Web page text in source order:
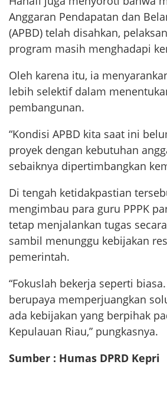
Anggaran Pendapatan dan
(APBD) telah disahkan,
program masih menghadapi
Oleh karena itu, ia
lebih selektif dalam
pembangunan.
“Kondisi APBD kita saat ini
proyek dengan kebutuhan
sebaiknya dipertimbangkan
Di tengah ketidakpastian
mengimbau para guru PPPK
tetap menjalankan tugas
sambil menunggu kebijakan
pemerintah.
“Fokuslah bekerja seperti
berupaya memperjuangkan
ada kebijakan yang berpihak
Kepulauan Riau,” pungkasnya.
Sumber : Humas DPRD Kepri